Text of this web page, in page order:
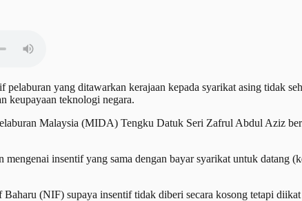
yang ditawarkan kerajaan kepada syarikat asing tidak
keupayaan teknologi negara.
Malaysia (MIDA) Tengku Datuk Seri Zafrul Abdul Aziz
mengenai insentif yang sama dengan bayar syarikat untuk datang
(NIF) supaya insentif tidak diberi secara kosong tetapi